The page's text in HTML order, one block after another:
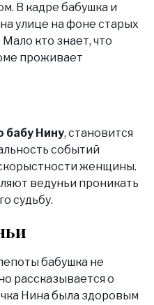
В кадре бабушка и
улице на фоне старых
кто знает, что
проживает
бабу Нину, становится
событий
женщины.
ведуньи проникать
судьбу.
бабушка не
рассказывается о
Нина была здоровым